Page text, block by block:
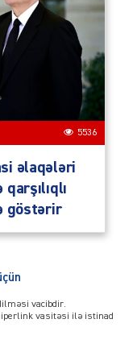
5536
əlaqələri
göstərir
vacibdir.
vasitəsi ilə istinad